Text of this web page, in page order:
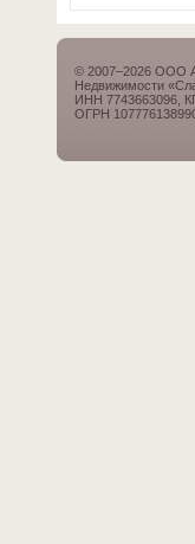
© 2007–2026 ООО
Недвижимости
ИНН 7743663096,
ОГРН